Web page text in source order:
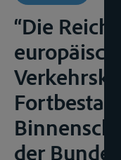
“Die
der